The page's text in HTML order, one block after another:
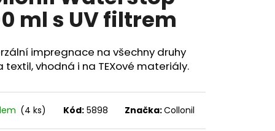
ml s UV filtrem
impregnace na všechny druhy
textil, vhodná i na TEXové materiály.
(4 ks) Kód: 5898 Značka:Collonil
Následující